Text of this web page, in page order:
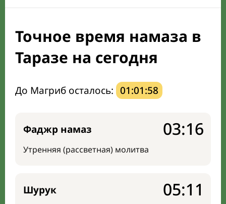
Календарь рамадана
Направление киблы
Точное время намаза в
Таразе на сегодня
До Магриб осталось: 01:01:57
Фаджр намаз
Утренняя (рассветная) молитва
03:16
Шурук 05:11